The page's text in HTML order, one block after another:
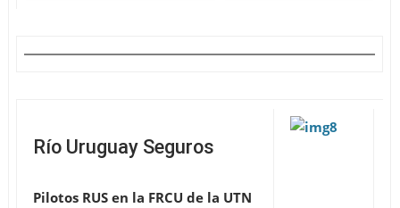
Río Uruguay Seguros
Pilotos RUS en la FRCU de la UTN